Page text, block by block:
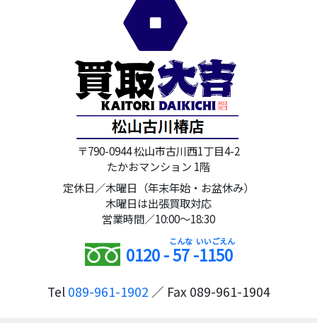
〒790-0944 松山市古川西1丁目4-2
たかおマンション 1階
定休日／木曜日（年末年始・お盆休み）
木曜日は出張買取対応
営業時間／10:00～18:30
0120 -57-1150
Tel 089-961-1902 ／ Fax 089-961-1904